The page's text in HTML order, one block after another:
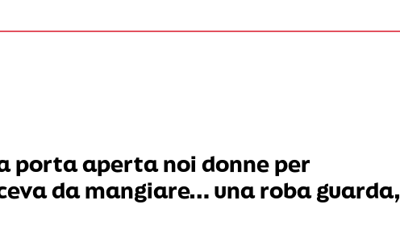
porta aperta noi donne per
da mangiare… una roba guarda,